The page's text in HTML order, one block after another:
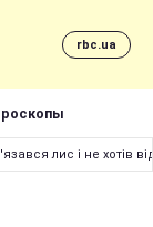
rbc.ua
лис і не хотів